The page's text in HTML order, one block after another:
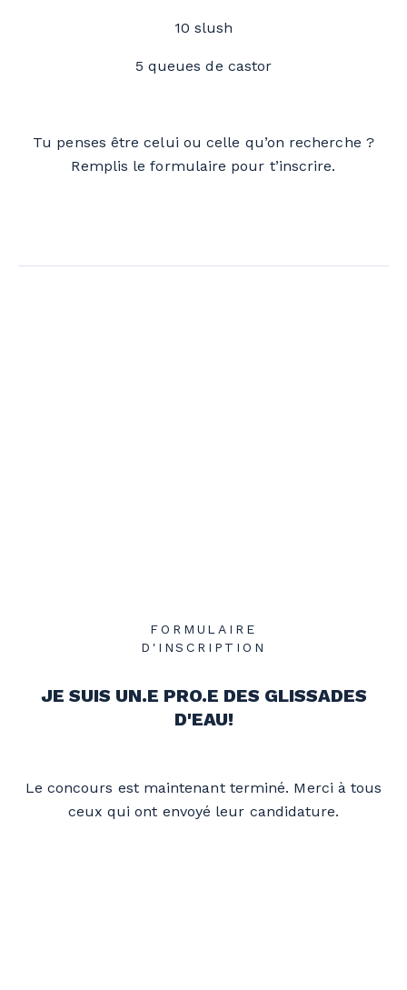
10 slush
5 queues de castor
Tu penses être celui ou celle qu’on recherche ?
Remplis le formulaire pour t’inscrire.
FORMULAIRE
D'INSCRIPTION
JE SUIS UN.E PRO.E DES GLISSADES
D'EAU!
Le concours est maintenant terminé. Merci à tous
ceux qui ont envoyé leur candidature.